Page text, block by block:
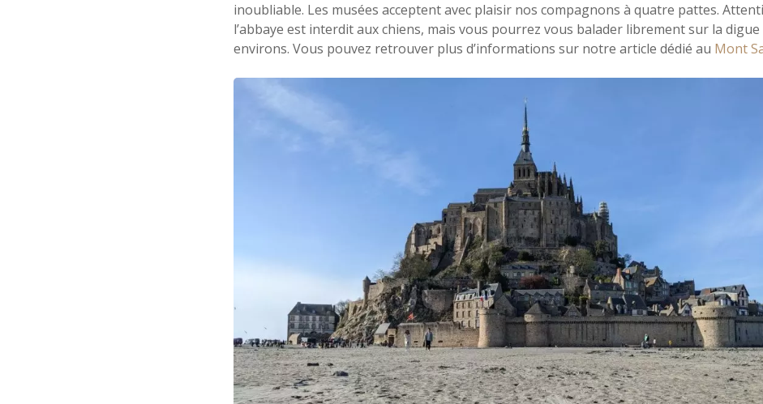
inoubliable. Les musées acceptent avec plaisir nos compagnons à quatre pattes.
l’abbaye est interdit aux chiens, mais vous pourrez vous balader librement sur la digue
environs. Vous pouvez retrouver plus d’informations sur notre article dédié au Mont